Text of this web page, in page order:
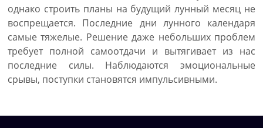
однако строить планы на будущий лунный месяц не
воспрещается. Последние дни лунного календаря
самые тяжелые. Решение даже небольших проблем
требует полной самоотдачи и вытягивает из нас
последние силы. Наблюдаются эмоциональные
срывы, поступки становятся импульсивными.